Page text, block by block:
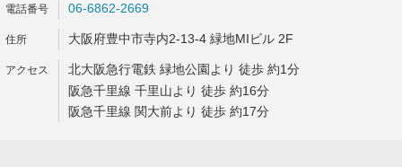
06-6862-2669
大阪府豊中市寺内2-13-4 緑地MIビル 2F
北大阪急行電鉄 緑地公園より 徒歩 約1分
阪急千里線 千里山より 徒歩 約16分
阪急千里線 関大前より 徒歩 約17分